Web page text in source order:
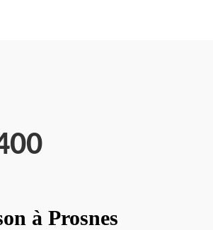
à Prosnes